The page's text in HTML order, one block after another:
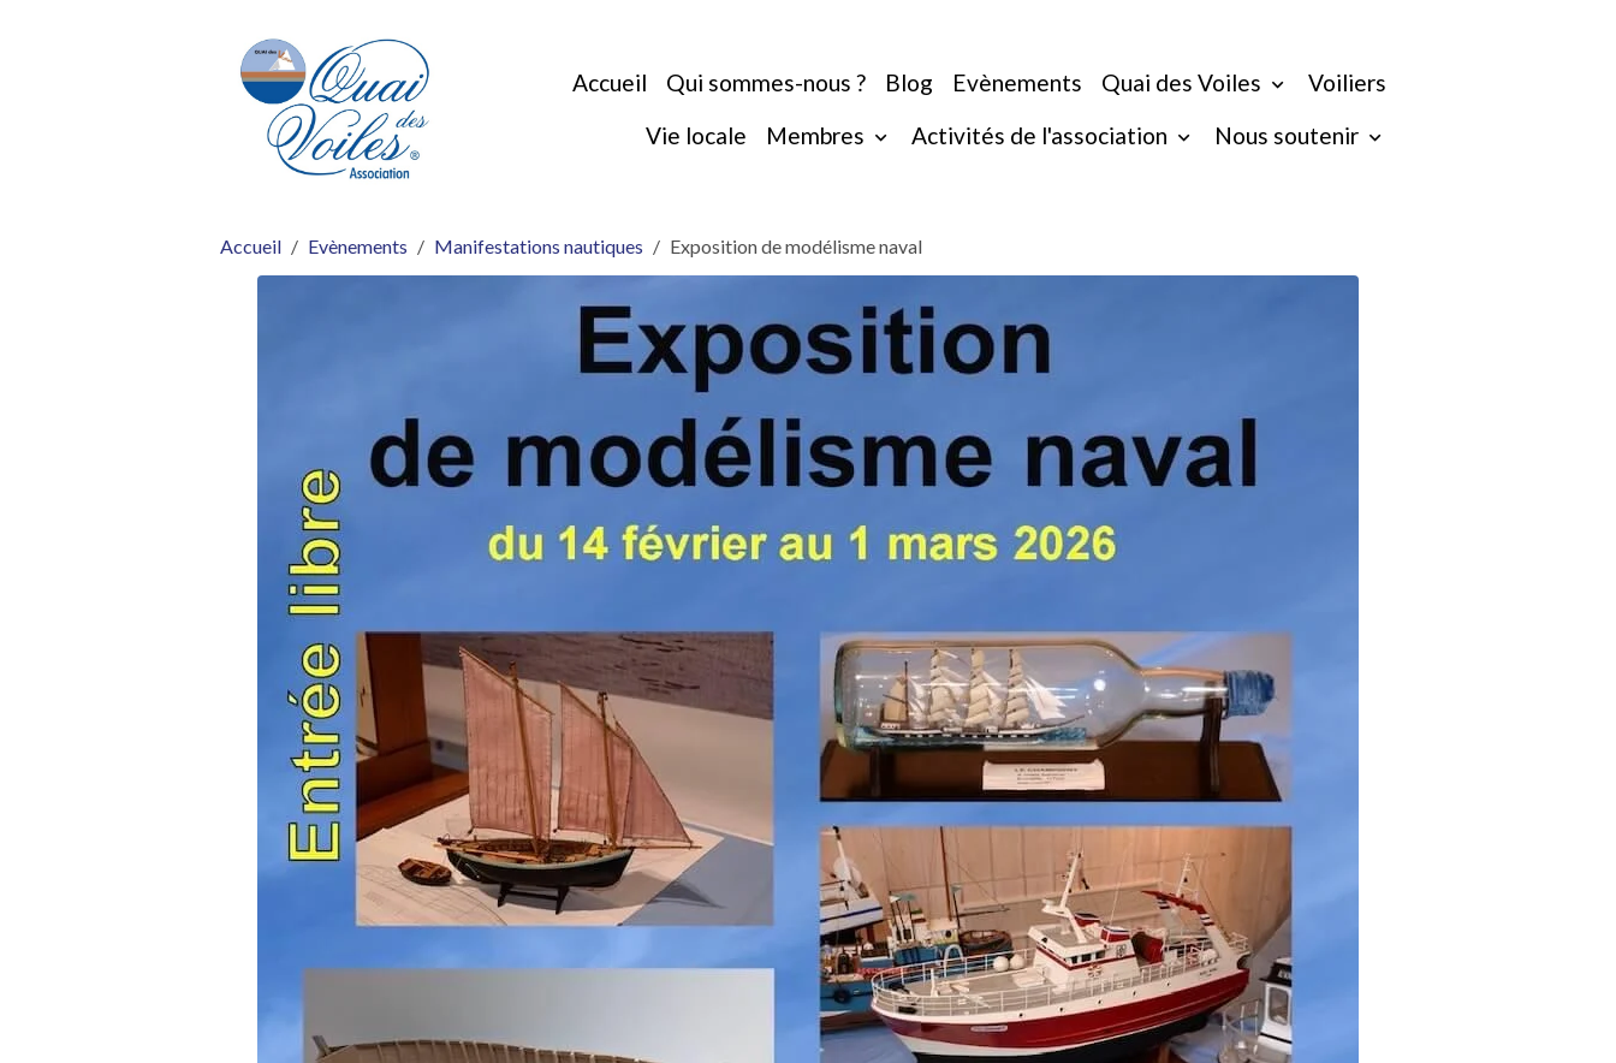
Accueil Qui sommes-nous ? Blog Evènements Quai des Voiles
Voiliers
Vie locale
Membres Activités de l'association Nous soutenir
Accueil Evènements Manifestations nautiques Exposition de modélisme naval